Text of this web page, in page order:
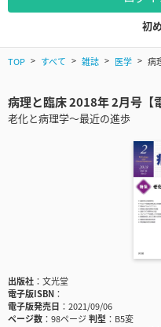
初
TOP すべて 雑誌 医学 病
病理と臨床 2018年 2月号【
老化と病理学～最近の進歩
出版社
文光堂
電子版ISBN
電子版発売日
2021/09/06
ページ数
98ページ判型
B5変